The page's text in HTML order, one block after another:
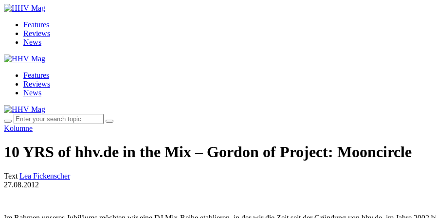
Features
Reviews
News
Features
Reviews
News
Kolumne
10 YRS of hhv.de in the Mix – Gordon of Project: Mooncircle
Text Lea Fickenscher
27.08.2012